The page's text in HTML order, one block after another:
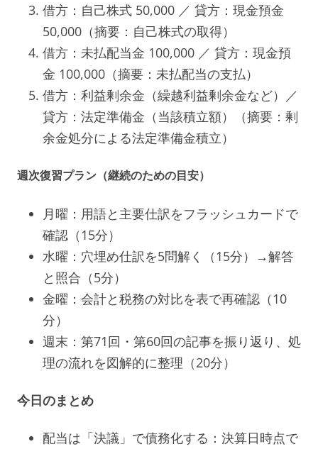
借方：自己株式 50,000 ／ 貸方：現金預金
50,000（摘要：自己株式の取得）
借方：未払配当金 100,000 ／ 貸方：現金預
金 100,000（摘要：未払配当の支払）
借方：利益剰余金（繰越利益剰余金など）／
貸方：法定準備金（当該積立額）（摘要：剰
余金処分による法定準備金積立）
週次復習プラン（継続のための目安）
月曜：用語と主要仕訳をフラッシュカードで
確認（15分）
水曜：穴埋め仕訳を5問解く（15分）→解答
と照合（5分）
金曜：会計と税務の対比を表で再確認（10
分）
週末：第71回・第60回の記事を振り返り、処
理の流れを図解的に整理（20分）
今日のまとめ
配当は「決議」で債務化する：決算日時点で